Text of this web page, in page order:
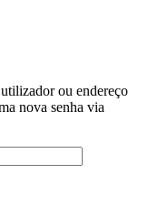
ou endereço
nova senha via